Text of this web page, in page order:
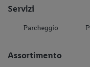
Servizi
Parcheggio
Assortimento